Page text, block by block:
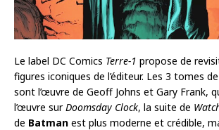
Le label DC Comics Terre-1 propose de
figures iconiques de l’éditeur. Les 3 tomes de
sont l’œuvre de Geoff Johns et Gary Frank,
l’œuvre surDoomsday Clock, la suite de
de Batman est plus moderne et crédible,